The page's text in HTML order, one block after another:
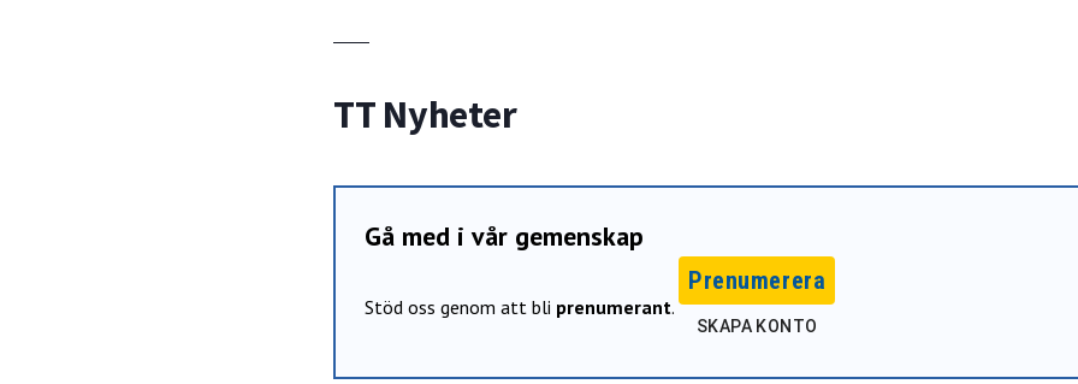
TT Nyheter
Gå med i vår gemenskap
Stöd oss genom att bli prenumerant.
Prenumerera
SKAPA KONTO